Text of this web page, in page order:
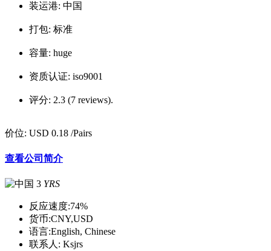
装运港: 中国
打包: 标准
容量: huge
资质认证: iso9001
评分: 2.3 (7 reviews).
价位: USD 0.18 /Pairs
查看公司简介
3 YRS
反应速度:74%
货币:CNY,USD
语言:English, Chinese
联系人: Ksjrs